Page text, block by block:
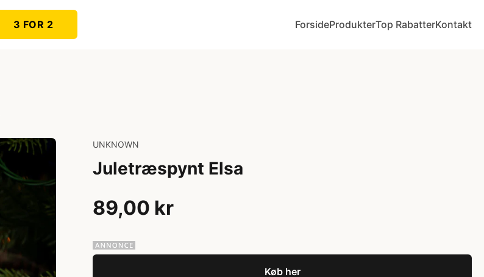
3 FOR 2 ForsideProdukterTop RabatterKontakt
UNKNOWN
Juletræspynt Elsa
89,00 kr
Køb her